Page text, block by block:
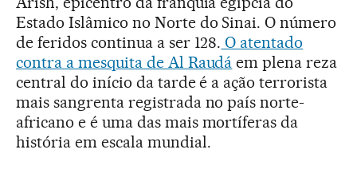
Estado Islâmico no Norte do Sinai. O número
de feridos continua a ser 128. O atentado
contra a mesquita de Al Raudá em plena reza
central do início da tarde é a ação terrorista
mais sangrenta registrada no país norte-
africano e é uma das mais mortíferas da
história em escala mundial.